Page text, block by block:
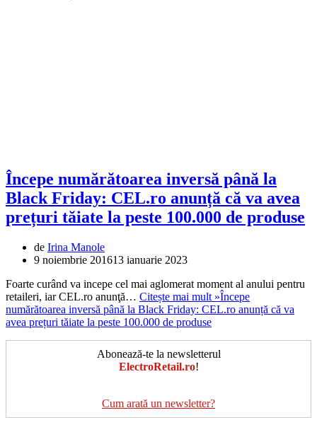
Începe numărătoarea inversă până la
Black Friday: CEL.ro anunță că va avea
prețuri tăiate la peste 100.000 de produse
de Irina Manole
9 noiembrie 201613 ianuarie 2023
Foarte curând va incepe cel mai aglomerat moment al anului pentru
retaileri, iar CEL.ro anunţă… Citește mai mult »Începe
numărătoarea inversă până la Black Friday: CEL.ro anunță că va
avea prețuri tăiate la peste 100.000 de produse
Abonează-te la newsletterul
ElectroRetail.ro!
Cum arată un newsletter?